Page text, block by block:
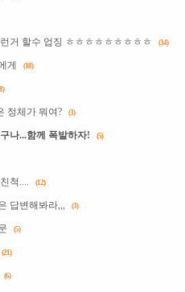
거 할수 업징 ㅎㅎㅎㅎㅎㅎㅎㅎㅎ (34)
게 (18)
정체가 뭐여? (3)
나...함께 폭발하자! (5)
척.... (12)
답변해봐라,,, (3)
(5)
(21)
(6)